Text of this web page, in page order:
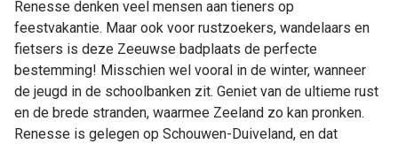
Renesse denken veel mensen aan tieners op
feestvakantie. Maar ook voor rustzoekers, wandelaars en
fietsers is deze Zeeuwse badplaats de perfecte
bestemming! Misschien wel vooral in de winter, wanneer
de jeugd in de schoolbanken zit. Geniet van de ultieme rust
en de brede stranden, waarmee Zeeland zo kan pronken.
Renesse is gelegen op Schouwen-Duiveland, en dat